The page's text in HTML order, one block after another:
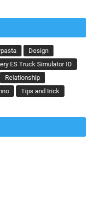
Design
ES Truck Simulator ID
Relationship
Tips and trick